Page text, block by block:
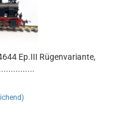
Ep.III Rügenvariante,